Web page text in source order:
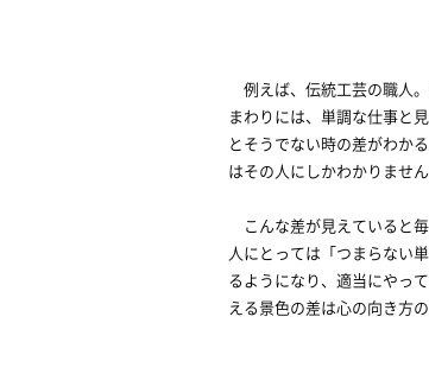
例えば、伝統工芸の職人。
まわりには、単調な仕事と
とそうでない時の差がわか
はその人にしかわかりません
こんな差が見えていると
人にとっては「つまらない
るようになり、適当にやっ
える景色の差は心の向き方